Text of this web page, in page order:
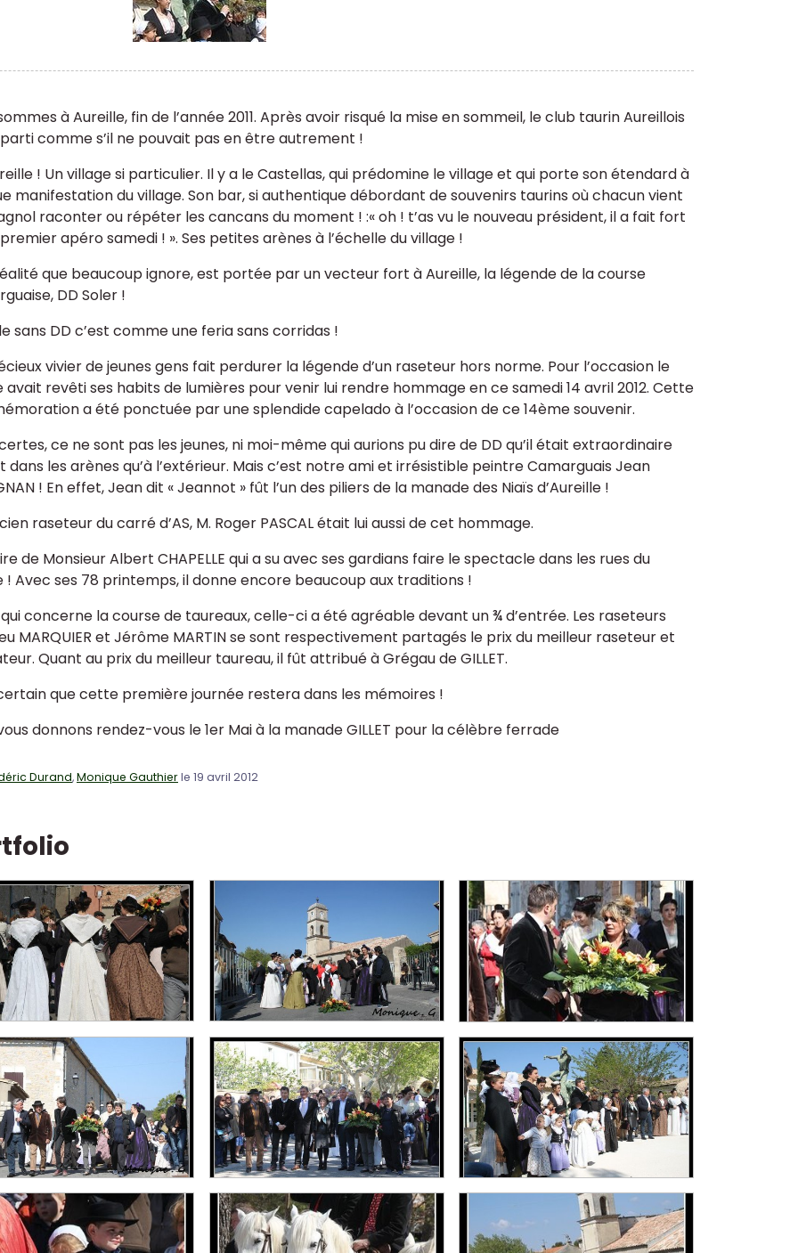
à Aureille, fin de l’année 2011. Après avoir risqué la mise en sommeil, le club taurin Aureillois
comme s’il ne pouvait pas en être autrement !
! Un village si particulier. Il y a le Castellas, qui prédomine le village et qui porte son étendard à
manifestation du village. Son bar, si authentique débordant de souvenirs taurins où chacun vient
raconter ou répéter les cancans du moment ! :« oh ! t’as vu le nouveau président, il a fait fort
apéro samedi ! ». Ses petites arènes à l’échelle du village !
que beaucoup ignore, est portée par un vecteur fort à Aureille, la légende de la course
DD Soler !
sans DD c’est comme une feria sans corridas !
vivier de jeunes gens fait perdurer la légende d’un raseteur hors norme. Pour l’occasion le
avait revêti ses habits de lumières pour venir lui rendre hommage en ce samedi 14 avril 2012. Cette
a été ponctuée par une splendide capelado à l’occasion de ce 14ème souvenir.
ce ne sont pas les jeunes, ni moi-même qui aurions pu dire de DD qu’il était extraordinaire
dans les arènes qu’à l’extérieur. Mais c’est notre ami et irrésistible peintre Camarguais Jean
! En effet, Jean dit « Jeannot » fût l’un des piliers de la manade des Niaïs d’Aureille !
raseteur du carré d’AS, M. Roger PASCAL était lui aussi de cet hommage.
de Monsieur Albert CHAPELLE qui a su avec ses gardians faire le spectacle dans les rues du
! Avec ses 78 printemps, il donne encore beaucoup aux traditions !
concerne la course de taureaux, celle-ci a été agréable devant un ¾ d’entrée. Les raseteurs
MARQUIER et Jérôme MARTIN se sont respectivement partagés le prix du meilleur raseteur et
Quant au prix du meilleur taureau, il fût attribué à Grégau de GILLET.
que cette première journée restera dans les mémoires !
donnons rendez-vous le 1er Mai à la manade GILLET pour la célèbre ferrade
Durand,Monique Gauthierle 19 avril 2012